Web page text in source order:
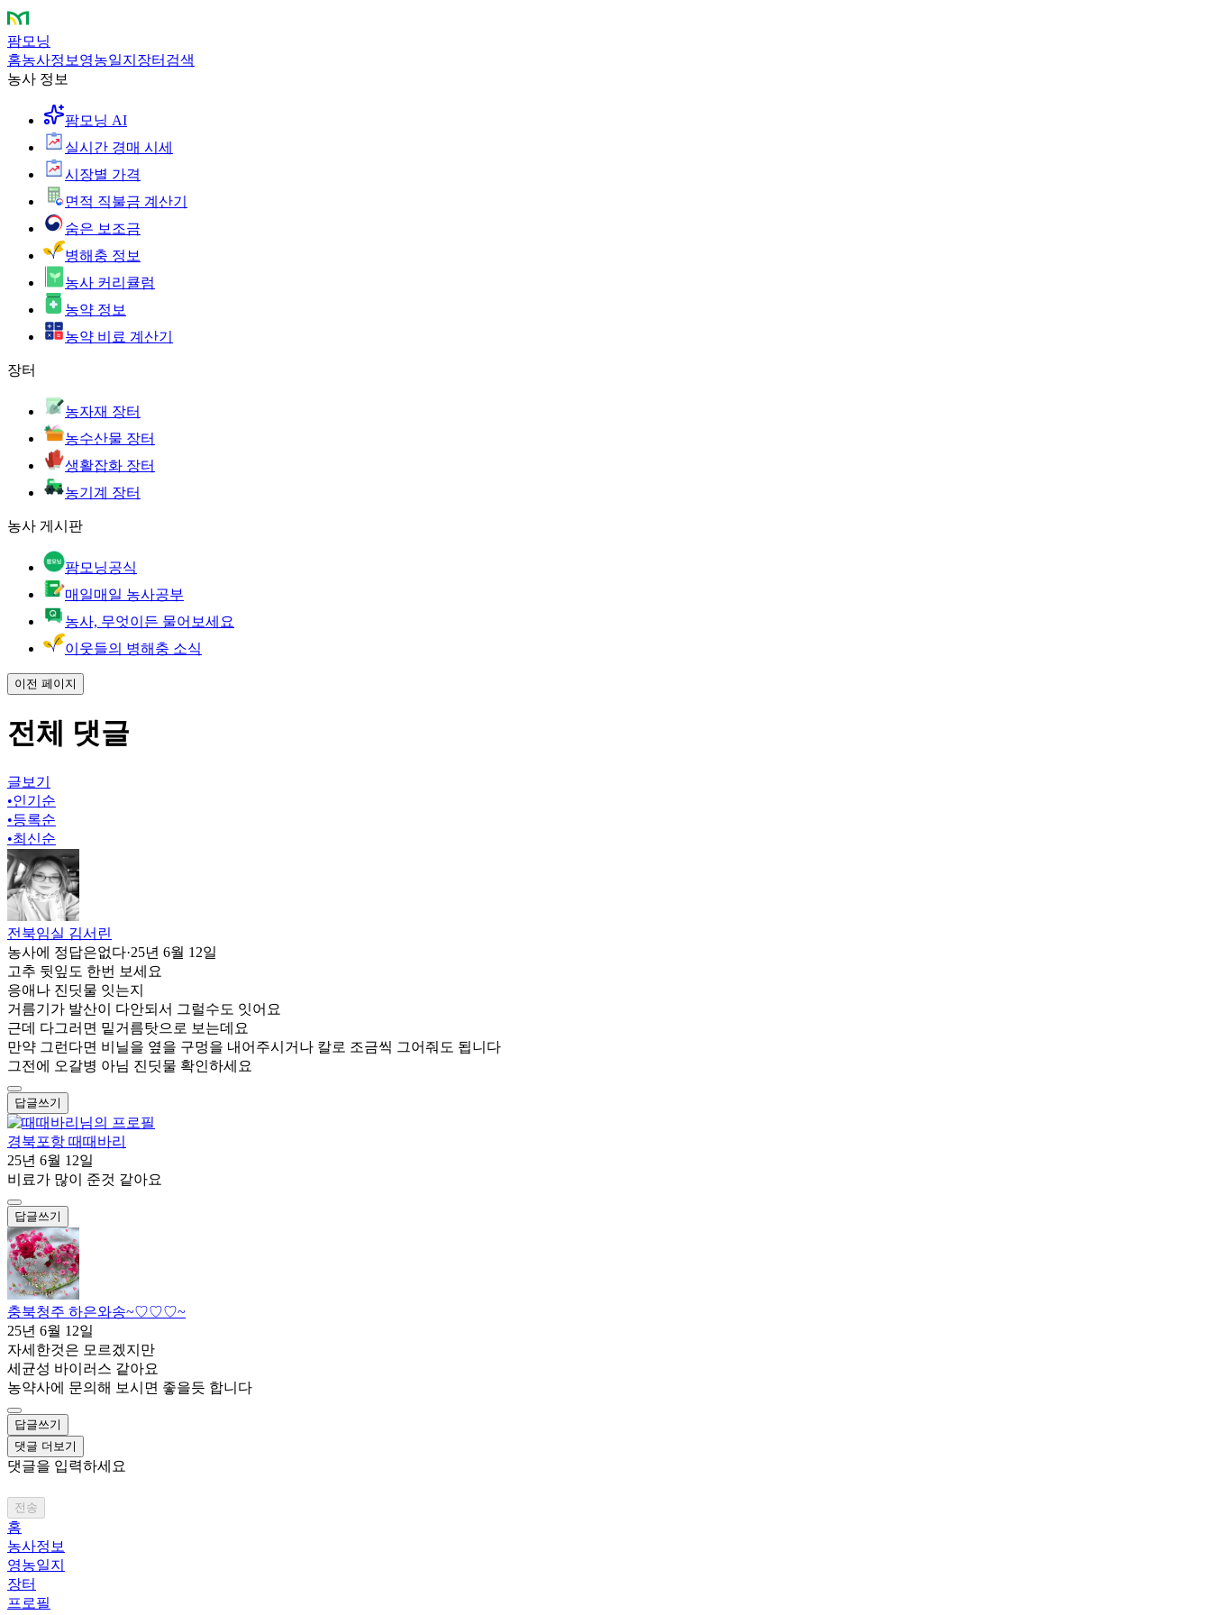
팜모닝
홈농사정보 영농일지 장터 검색
농사 정보
팜모닝 AI
실시간 경매 시세
시장별 가격
면적 직불금 계산기
숨은 보조금
병해충 정보
농사 커리큘럼
농약 정보
농약 비료 계산기
장터
농자재 장터
농수산물 장터
생활잡화 장터
농기계 장터
농사 게시판
팜모닝공식
매일매일 농사공부
농사, 무엇이든 물어보세요
이웃들의 병해충 소식
이전 페이지
전체 댓글
글보기
•인기순
•등록순
•최신순
전북임실 김서린
농사에 정답은없다·25년 6월 12일
고추 뒷잎도 한번 보세요
응애나 진딧물 잇는지
거름기가 발산이 다안되서 그럴수도 잇어요
근데 다그러면 밑거름탓으로 보는데요
만약 그런다면 비닐을 옆을 구멍을 내어주시거나 칼로 조금씩 그어줘도 됩니다
그전에 오갈병 아님 진딧물 확인하세요
답글쓰기
경북포항 때때바리
25년 6월 12일
비료가 많이 준것 같아요
답글쓰기
충북청주 하은와송~♡♡♡~
25년 6월 12일
자세한것은 모르겠지만
세균성 바이러스 같아요
농약사에 문의해 보시면 좋을듯 합니다
답글쓰기
댓글 더보기
댓글을 입력하세요
전송
홈
농사정보
영농일지
장터
프로필